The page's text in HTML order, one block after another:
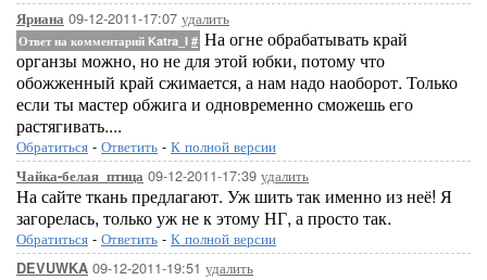
Яриана 09-12-2011-17:07 удалить
Ответ на комментарий Katra_I # На огне обрабатывать край
органзы можно, но не для этой юбки, потому что
обожженный край сжимается, а нам надо наоборот. Только
если ты мастер обжига и одновременно сможешь его
растягивать....
Обратиться - Ответить - К полной версии
Чайка-белая_птица 09-12-2011-17:39 удалить
На сайте ткань предлагают. Уж шить так именно из неё! Я
загорелась, только уж не к этому НГ, а просто так.
Обратиться - Ответить - К полной версии
DEVUWKA 09-12-2011-19:51 удалить